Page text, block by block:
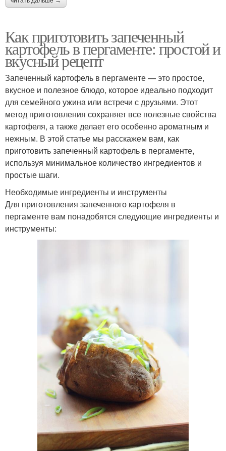
Как приготовить запеченный
картофель в пергаменте: простой и
вкусный рецепт
Запеченный картофель в пергаменте — это простое,
вкусное и полезное блюдо, которое идеально подходит
для семейного ужина или встречи с друзьями. Этот
метод приготовления сохраняет все полезные свойства
картофеля, а также делает его особенно ароматным и
нежным. В этой статье мы расскажем вам, как
приготовить запеченный картофель в пергаменте,
используя минимальное количество ингредиентов и
простые шаги.
Необходимые ингредиенты и инструменты
Для приготовления запеченного картофеля в
пергаменте вам понадобятся следующие ингредиенты и
инструменты: